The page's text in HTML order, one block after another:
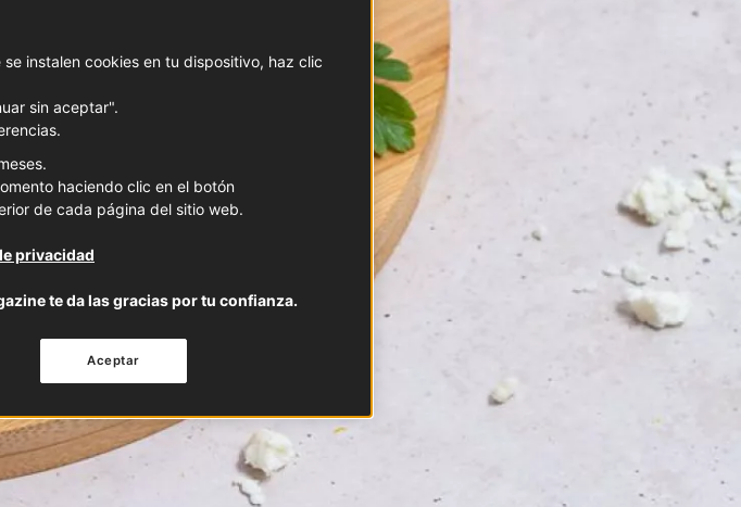
instalen cookies en tu dispositivo, haz clic
sin aceptar".
haciendo clic en el botón
de cada página del sitio web.
privacidad
te da las gracias por tu confianza.
Aceptar